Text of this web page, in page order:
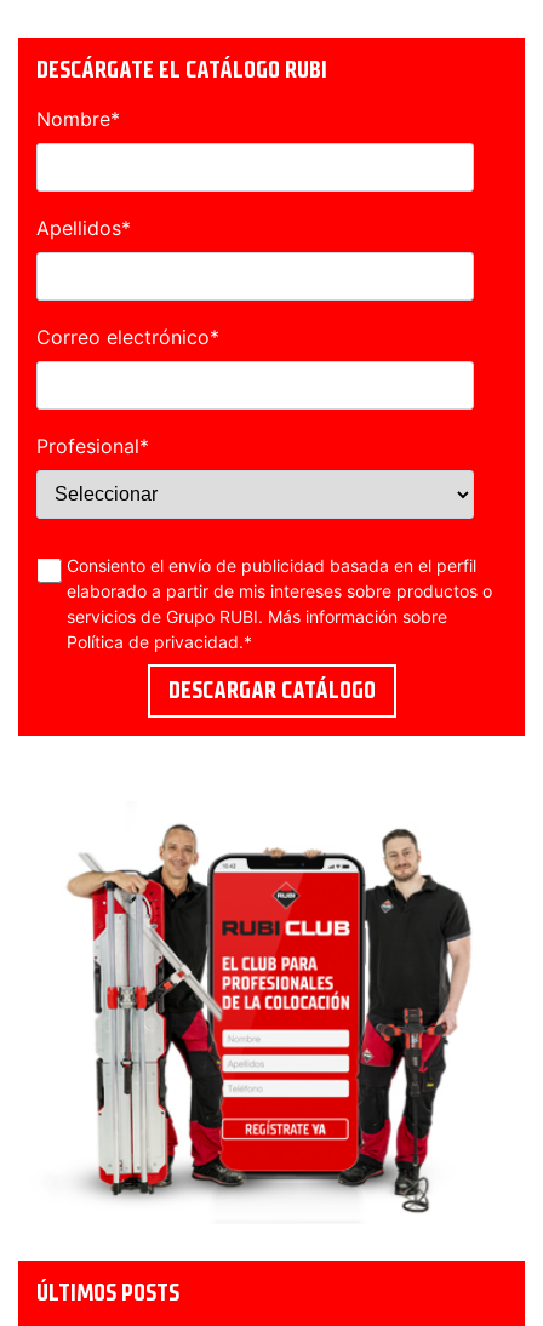
DESCÁRGATE EL CATÁLOGO RUBI
Nombre*
Apellidos*
Correo electrónico*
Profesional*
Consiento el envío de publicidad basada en el perfil
elaborado a partir de mis intereses sobre productos o
servicios de Grupo RUBI. Más información sobre
Política de privacidad.*
ÚLTIMOS POSTS